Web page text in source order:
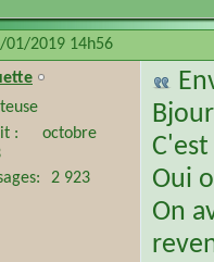
01/2019 14h56
octobre
2 923
Oui
On